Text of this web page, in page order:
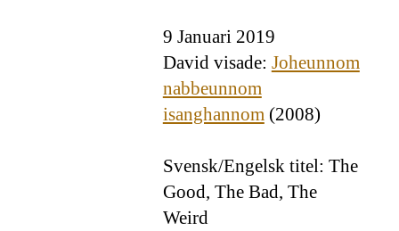
9 Januari 2019
David visade: Joheunnom
nabbeunnom
isanghannom(2008)
Svensk/Engelsk titel: The
Good, The Bad, The
Weird